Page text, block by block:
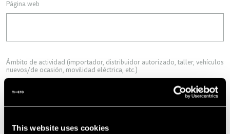
This website uses cookies
Página web
Ámbito de actividad (importador, distribuidor autorizado, taller, vehículos
nuevos/de ocasión, movilidad eléctrica, etc.)
La empresa tiene su sede en